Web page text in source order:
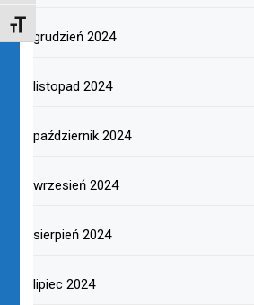
TOGGLE FONT SIZE
grudzień 2024
listopad 2024
październik 2024
wrzesień 2024
sierpień 2024
lipiec 2024